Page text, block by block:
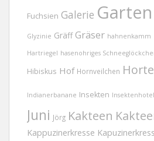
Fuchsien Galerie Garten
Glyzinie Gräff Gräser hahnenkamm
Hartriegel hasenohriges
Hibiskus Hof Hornveilchen
Indianerbanane Insekten Insektenhotel
Juni Jörg Kakteen
Kappuzinerkresse